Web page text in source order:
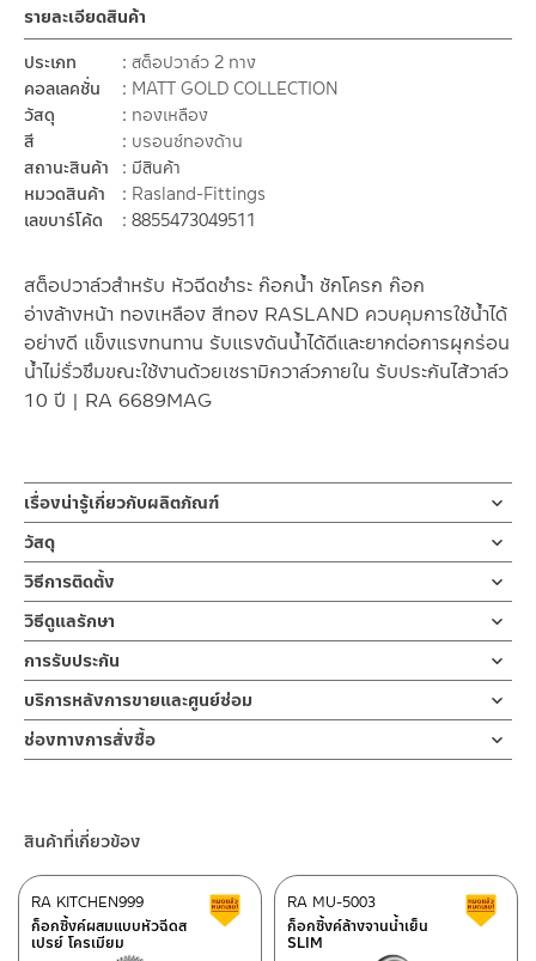
สต็อปวาล์วสำหรับ หัวฉีดชำระ ก๊อกน้ำ ชักโครก ก๊อก
อ่างล้างหน้า ทองเหลือง สีทอง RASLAND ควบคุมการใช้น้ำได้
อย่างดี แข็งแรงทนทาน รับแรงดันน้ำได้ดีและยากต่อการผุกร่อน
น้ำไม่รั่วซึมขณะใช้งานด้วยเซรามิกวาล์วภายใน รับประกันไส้วาล์ว
10 ปี | RA 6689MAG
รายละเอียดสินค้า
ประเภท
สต็อปวาล์ว 2 ทาง
คอลเลคชั่น
MATT GOLD COLLECTION
วัสดุ
ทองเหลือง
สี
บรอนซ์ทองด้าน
สถานะสินค้า
มีสินค้า
หมวดสินค้า
Rasland-Fittings
เลขบาร์โค้ด
8855473049511
เรื่องน่ารู้เกี่ยวกับผลิตภัณฑ์
สต๊อปวาล์ว สต็อปวาล์วสามทาง Stop Valve ขนาด 1/2″ ผลิตจาก
ทองเหลือง MATT BLACK หรือทองด้าน ออกแบบให้น้ำ เข้า 1 ออก
2 ขนาดมาตราฐาน สามารถใส่กับข้อต่อขนาด 1/2 ” ตามมาตราฐาน
สากล มาพร้อมฝาครอบ รับประกันไส้วาล์ว 10 ปี
สต็อปวาล์วสามทางผลิตจากทองเหลือง MATT BLACK หรือทองด้าน
มีความทนทานและแข็งแรง ต้านการการกัดกร่อน และไม่ขึ้นสนิม เป็น
อุปกรณ์ควบคุมการจ่ายน้ำ ใช้ต่อจากท่อปะปา ไปยังเครื่องสุขภัณฑ์์กับ
หัวฉีดชำระเหมาะสำหรับ บ้านที่เดินท่อมาจุดเดี๋ยว สามารถจ่ายน้ำได้
พร้อมกันทั้ง สายฉีดและ สุขภัณฑ์ ช่วยควบคุมแรงดันน้ำให้เหมาะกับการ
ไม่ต้องปิดวาล์วน้ำทั้งบ้าน แข็งแรงทนทาน รับแรงดันน้ำได้ดีและยากต่อ
วาล์ว 10 ปี
วัสดุ
ตัวสต็อปวาล์ว
ผลิตจากทองเหลือง แข็งแรงทนทาน
วิธีการติดตั้ง
ข้อแนะนำในการติดตั้ง
สำหรับการติดตั้งใหม่ ให้ไล่ฝุ่น เศษทราย เศษท่อ ออกจากท่อน้ำก่อนติด
ตั้งสินค้า โดยปล่อยน้ำให้ไหลออกจากท่อนาน 1 นาที เพื่อให้แรงน้ำพัดพา
เศษละอองต่างๆ ออกจากท่อน้ำ มิเช่นนั้นสิ่งสกปรกจะเข้าไปภายในสินค้า
และสร้างความเสียหายได้ หากตรวจพบเศษละอองต่างๆในสินค้า จะไม่อยู่
ในเงื่อนไขการรับประกัน
วิธีดูแลรักษา
คำแนะนำในการดูแลรักษาผลิตภัณฑ์
1. ไม่ทำสินค้าให้เกิดความเสียหายอื่น ๆ นอกจากการใช้งานปกติ เช่นไม่
ทำตก ไม่งัดหรือโยกสินค้าแรงๆ
2. ทำความสะอาดสินค้าโดยการใช้ผ้านุ่มๆชุบน้ำหมาดๆแล้วเช็ดให้แห้ง
3. ห้ามใช้สารเคมีที่มีฤทธิ์เป็นกรด ในการทำความสะอาด เนื่องจากผิว
บนตัวสินค้า ซึ่งจะสร้างความเสียหายให้เกิดขึ้นกับผิวของสินค้าได้
การรับประกัน
รับประกันไส้วาล์ว ไม่รั่วซึม 10 ปี
บริการหลังการขายและศูนย์ซ่อม
ช่องทางออนไลน์
– Email: contact@charnpaiboon.com
ช่องทางการสั่งซื้อ
– Shopee
–Lazada
–ซื้อสินค้าชิ้นนี้บน Shopee>> คลิกที่นี่<<
–ซื้อสินค้าชิ้นนี้บน Lazada คลิกที่นี่<<
สินค้าที่เกี่ยวข้อง
ก็อกซิ้งค์ผสมแบบหัวฉีดส
เปรย์ โครเมียม
RA KITCHEN999 สินค้าลดราคา เคลียร์สต็อก
ก็อกซิ้งค์ล้างจานน้ำเย็น
SLIM
RA MU-5003